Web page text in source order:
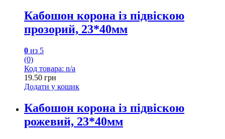
Кабошон корона із підвіскою
прозорий, 23*40мм
0 из 5
(0)
Код товара: n/a
19.50 грн
Додати у кошик
Кабошон корона із підвіскою
рожевий, 23*40мм